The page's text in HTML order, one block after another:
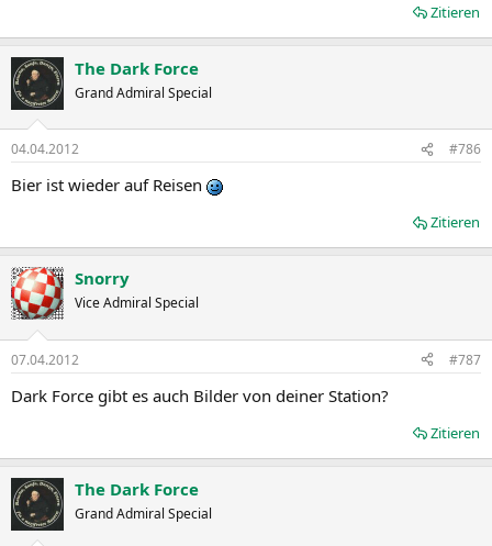
Zitieren
The Dark Force
Grand Admiral Special
04.04.2012 #786
Bier ist wieder auf Reisen
Zitieren
Snorry
Vice Admiral Special
07.04.2012 #787
Dark Force gibt es auch Bilder von deiner Station?
Zitieren
The Dark Force
Grand Admiral Special